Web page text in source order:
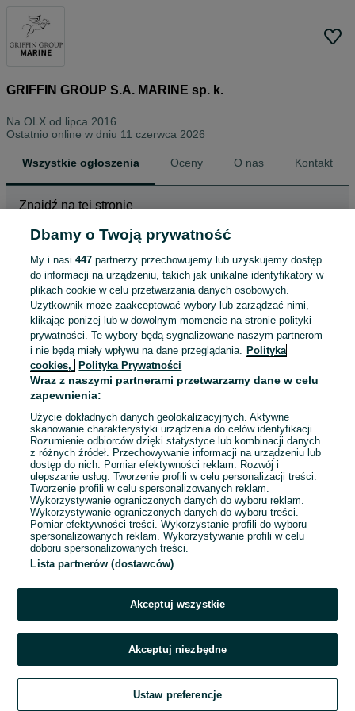
GRIFFIN GROUP S.A. MARINE sp. k.
Na OLX od lipca 2016
Ostatnio online w dniu 11 czerwca 2026
Wszystkie ogłoszenia Oceny O nas Kontakt
Znajdź na tej stronie
Wybierz kategorię
ZNALEŹLIŚMY 0
OGŁOSZEŃ
Sortowanie Opcje przeglądania
Przepraszamy, nie znaleźliśmy tego,
czego szukasz.
Zadzwoń / SMS
Dbamy o Twoją prywatność
My i nasi447 partnerzy przechowujemy lub uzyskujemy dostęp
do informacji na urządzeniu, takich jak unikalne identyfikatory w
plikach cookie w celu przetwarzania danych osobowych.
Użytkownik może zaakceptować wybory lub zarządzać nimi,
klikając poniżej lub w dowolnym momencie na stronie polityki
prywatności. Te wybory będą sygnalizowane naszym partnerom
i nie będą miały wpływu na dane przeglądania. Polityka
cookies,
Polityka Prywatności
Wraz z naszymi partnerami przetwarzamy dane w celu
zapewnienia:
Użycie dokładnych danych geolokalizacyjnych. Aktywne
skanowanie charakterystyki urządzenia do celów identyfikacji.
Rozumienie odbiorców dzięki statystyce lub kombinacji danych
z różnych źródeł. Przechowywanie informacji na urządzeniu lub
dostęp do nich. Pomiar efektywności reklam. Rozwój i
ulepszanie usług. Tworzenie profili w celu personalizacji treści.
Tworzenie profili w celu spersonalizowanych reklam.
Wykorzystywanie ograniczonych danych do wyboru reklam.
Wykorzystywanie ograniczonych danych do wyboru treści.
Pomiar efektywności treści. Wykorzystanie profili do wyboru
spersonalizowanych reklam. Wykorzystywanie profili w celu
doboru spersonalizowanych treści.
Lista partnerów (dostawców)
Akceptuj wszystkie
Akceptuj niezbędne
Ustaw preferencje